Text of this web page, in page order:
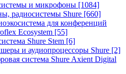
и микрофоны [1084]
радиосистемы Shure [660]
для конференций
Ecosystem [55]
Shure Stem [6]
и аудиопроцессоры Shure [2]
система Shure Axient Digital